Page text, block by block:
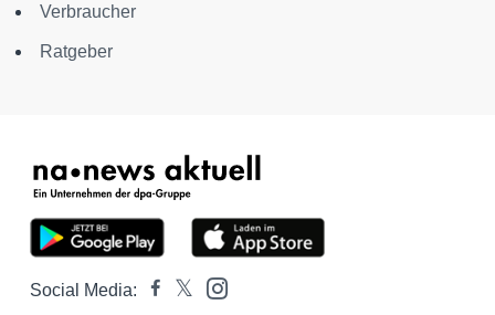
Verbraucher
Ratgeber
Social Media: